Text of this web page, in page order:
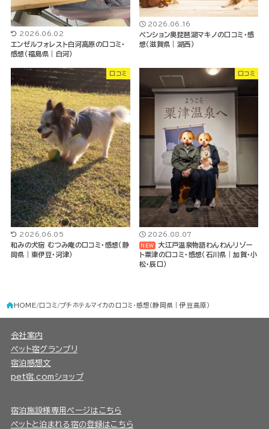
2026.06.02
エンゼルフォレスト白河高原の口コミ・
感想（福島県｜白河）
2026.06.16
ペンション奥琵琶湖マキノの口コミ・感
想（滋賀県｜湖西）
口コミ
2026.06.05
和みの犬宿 むつみ庵の口コミ・感想（静
岡県｜東伊豆・河津）
口コミ
2026.08.07
大江戸温泉物語わんわんリゾー
ト粟津の口コミ・感想（石川県｜加賀・小
松・辰口）
HOME 口コミ プチホテルマイカの口コミ・感想（静岡県｜伊豆高原）
会社案内
ペット宿グランプリ
宿泊感想文
pet宿.comショップ
宿泊施設様専用ページはこちら
ペットと泊まれる宿の登録はこちら